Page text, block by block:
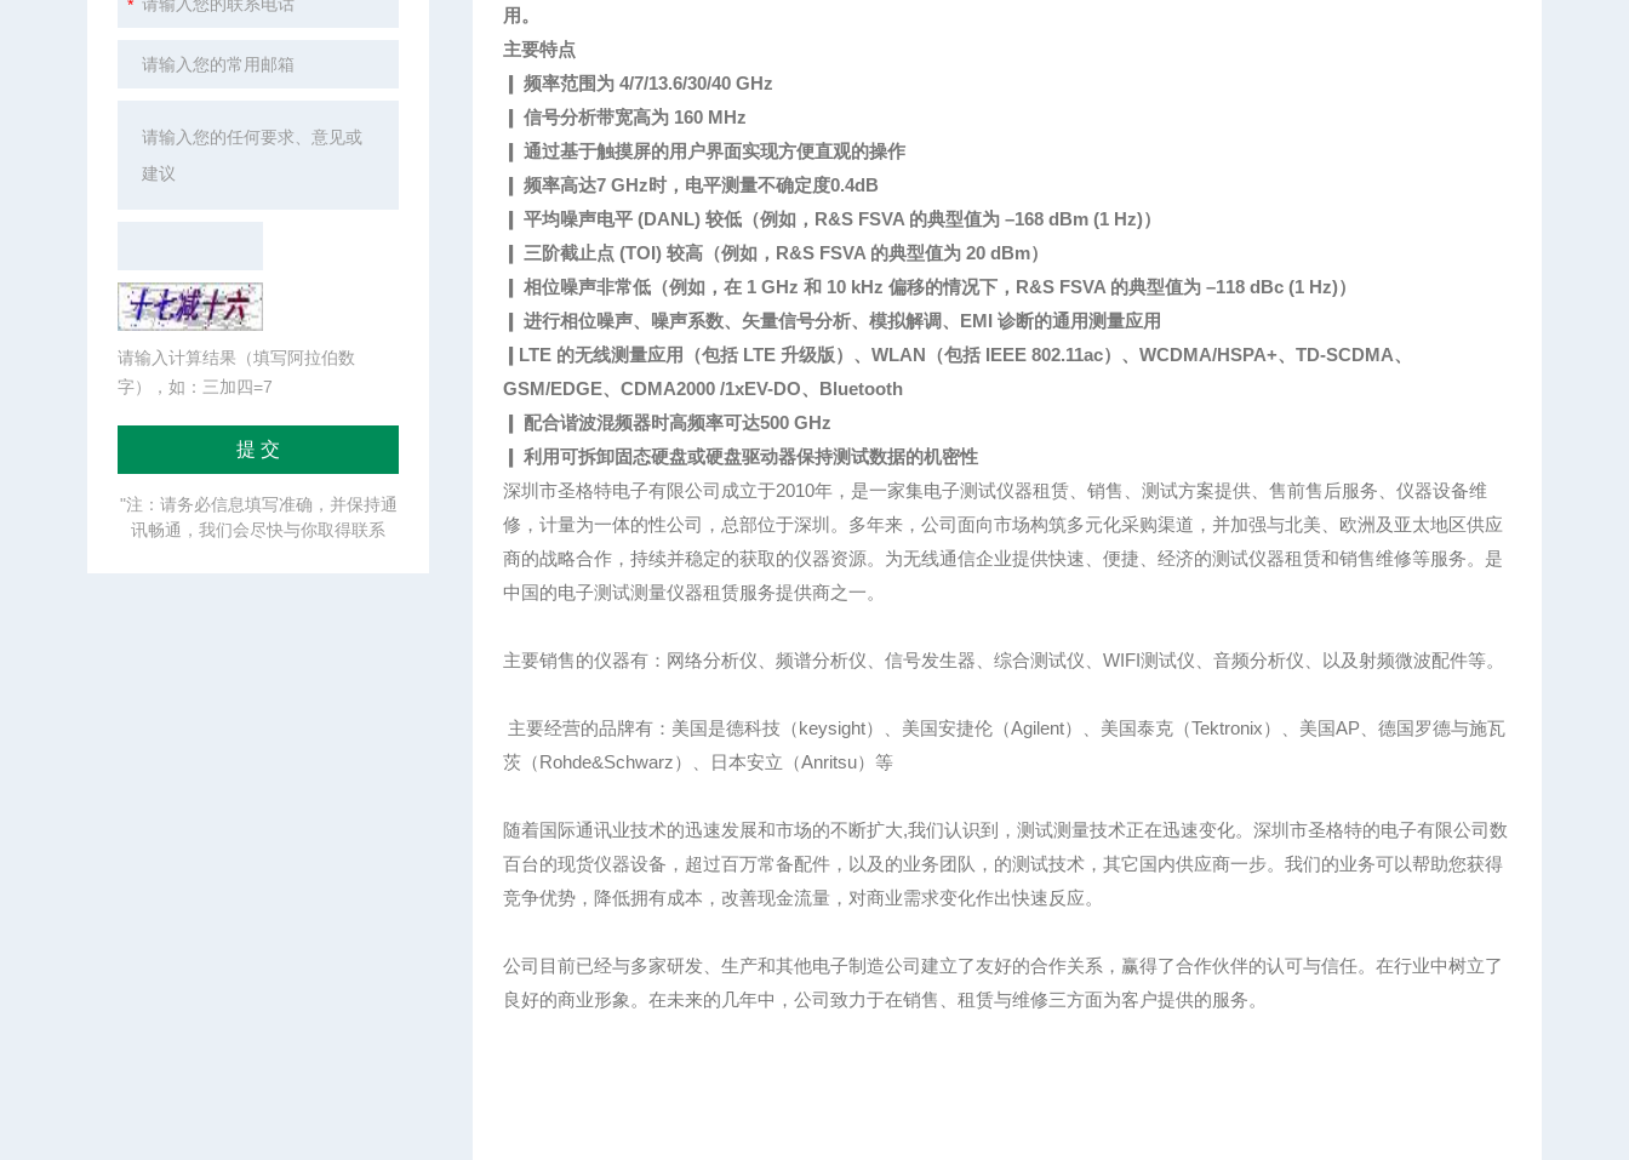
用。
主要特点
❙ 频率范围为 4/7/13.6/30/40 GHz
❙ 信号分析带宽高为 160 MHz
❙ 通过基于触摸屏的用户界面实现方便直观的操作
❙ 频率高达7 GHz时，电平测量不确定度0.4dB
❙ 平均噪声电平 (DANL) 较低（例如，R&S FSVA 的典型值为 –168 dBm (1 Hz)）
❙ 三阶截止点 (TOI) 较高（例如，R&S FSVA 的典型值为 20 dBm）
❙ 相位噪声非常低（例如，在 1 GHz 和 10 kHz 偏移的情况下，R&S FSVA 的典型值为 –118 dBc (1 Hz)）
❙ 进行相位噪声、噪声系数、矢量信号分析、模拟解调、EMI 诊断的通用测量应用
❙LTE 的无线测量应用（包括 LTE 升级版）、WLAN（包括 IEEE 802.11ac）、WCDMA/HSPA+、TD-SCDMA、
GSM/EDGE、CDMA2000 /1xEV-DO、Bluetooth
❙ 配合谐波混频器时高频率可达500 GHz
❙ 利用可拆卸固态硬盘或硬盘驱动器保持测试数据的机密性
深圳市圣格特电子有限公司成立于2010年，是一家集电子测试仪器租赁、销售、测试方案提供、售前售后服务、仪器设备维
修，计量为一体的性公司，总部位于深圳。多年来，公司面向市场构筑多元化采购渠道，并加强与北美、欧洲及亚太地区供应
商的战略合作，持续并稳定的获取的仪器资源。为无线通信企业提供快速、便捷、经济的测试仪器租赁和销售维修等服务。是
中国的电子测试测量仪器租赁服务提供商之一。
主要销售的仪器有：网络分析仪、频谱分析仪、信号发生器、综合测试仪、WIFI测试仪、音频分析仪、以及射频微波配件等。
主要经营的品牌有：美国是德科技（keysight）、美国安捷伦（Agilent）、美国泰克（Tektronix）、美国AP、德国罗德与施瓦
茨（Rohde&Schwarz）、日本安立（Anritsu）等
随着国际通讯业技术的迅速发展和市场的不断扩大,我们认识到，测试测量技术正在迅速变化。深圳市圣格特的电子有限公司数
百台的现货仪器设备，超过百万常备配件，以及的业务团队，的测试技术，其它国内供应商一步。我们的业务可以帮助您获得
竞争优势，降低拥有成本，改善现金流量，对商业需求变化作出快速反应。
公司目前已经与多家研发、生产和其他电子制造公司建立了友好的合作关系，赢得了合作伙伴的认可与信任。在行业中树立了
良好的商业形象。在未来的几年中，公司致力于在销售、租赁与维修三方面为客户提供的服务。
请输入计算结果（填写阿拉伯数
字），如：三加四=7
"注：请务必信息填写准确，并保持通
讯畅通，我们会尽快与你取得联系